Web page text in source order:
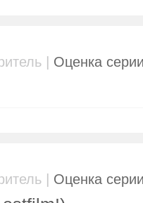
| Оценка
| Оценка